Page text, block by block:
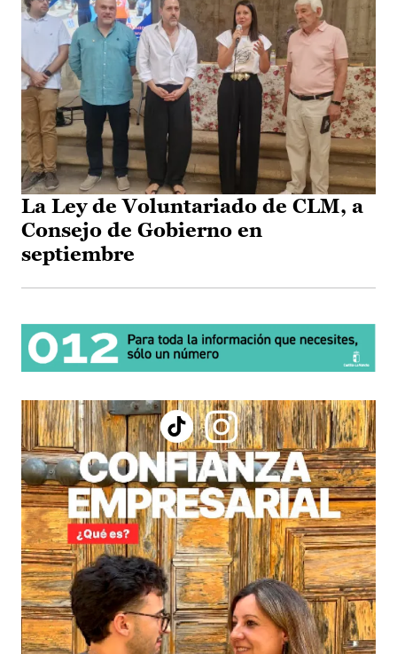
La Ley de Voluntariado de CLM, a
Consejo de Gobierno en
septiembre